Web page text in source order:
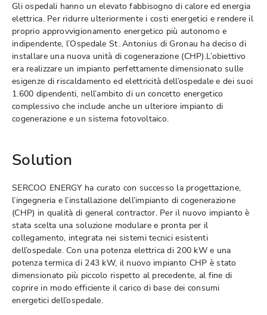
Gli ospedali hanno un elevato fabbisogno di calore ed energia
elettrica. Per ridurre ulteriormente i costi energetici e rendere il
proprio approvvigionamento energetico più autonomo e
indipendente, l’Ospedale St. Antonius di Gronau ha deciso di
installare una nuova unità di cogenerazione (CHP).L’obiettivo
era realizzare un impianto perfettamente dimensionato sulle
esigenze di riscaldamento ed elettricità dell’ospedale e dei suoi
1.600 dipendenti, nell’ambito di un concetto energetico
complessivo che include anche un ulteriore impianto di
cogenerazione e un sistema fotovoltaico.
Solution
SERCOO ENERGY ha curato con successo la progettazione,
l’ingegneria e l’installazione dell’impianto di cogenerazione
(CHP) in qualità di general contractor. Per il nuovo impianto è
stata scelta una soluzione modulare e pronta per il
collegamento, integrata nei sistemi tecnici esistenti
dell’ospedale. Con una potenza elettrica di 200 kW e una
potenza termica di 243 kW, il nuovo impianto CHP è stato
dimensionato più piccolo rispetto al precedente, al fine di
coprire in modo efficiente il carico di base dei consumi
energetici dell’ospedale.